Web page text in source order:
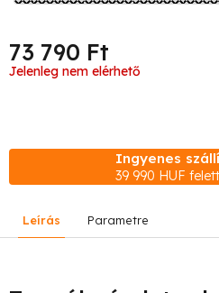
73 790 Ft
Egységár:
Jelenleg nem elérhető
Ingyenes
39 990 HUF
Leírás Parametre